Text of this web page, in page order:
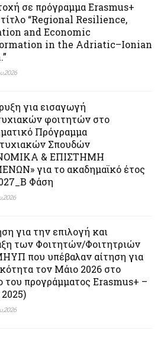
σε πρόγραμμα Erasmus+
“Regional Resilience,
and Economic
in the Adriatic–Ionian
για εισαγωγή
φοιτητών στο
Πρόγραμμα
Σπουδών
& ΕΠΙΣΤΗΜΗ
για το ακαδημαϊκό έτος
Φάση
για την επιλογή και
των Φοιτητών/Φοιτητριών
που υπέβαλαν αίτηση για
τον Μάιο 2026 στο
του προγράμματος Erasmus+ –